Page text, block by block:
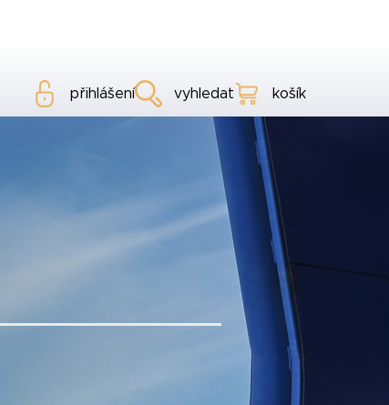
přihlášení vyhledat košík